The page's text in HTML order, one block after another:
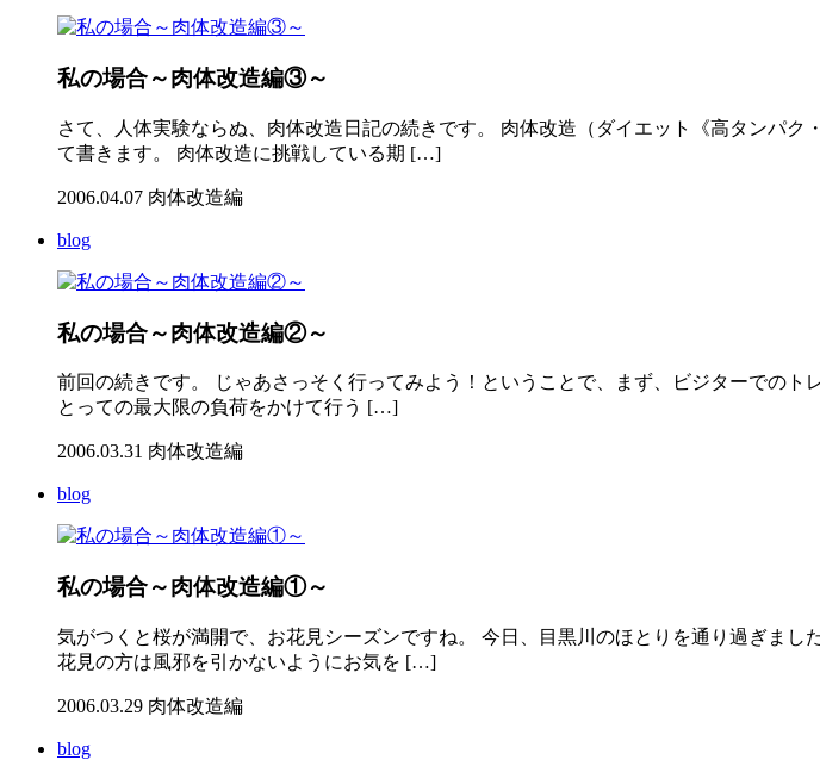
私の場合～肉体改造編③～
さて、人体実験ならぬ、肉体改造日記の続きです。 肉体改造（ダイエット《高タンパ
て書きます。 肉体改造に挑戦している期 […]
2006.04.07 肉体改造編
blog
私の場合～肉体改造編②～
前回の続きです。 じゃあさっそく行ってみよう！ということで、まず、ビジターでの
とっての最大限の負荷をかけて行う […]
2006.03.31 肉体改造編
blog
私の場合～肉体改造編①～
気がつくと桜が満開で、お花見シーズンですね。 今日、目黒川のほとりを通り過ぎま
花見の方は風邪を引かないようにお気を […]
2006.03.29 肉体改造編
blog